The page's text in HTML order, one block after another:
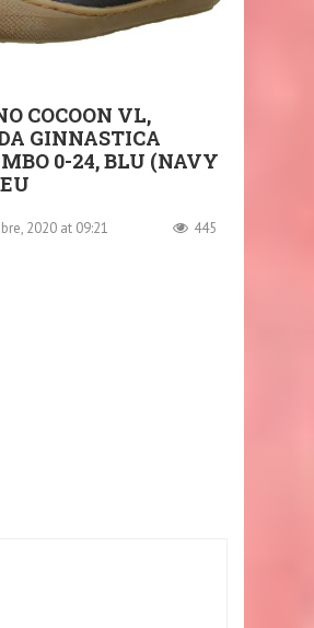
COCOON VL,
GINNASTICA
0-24, BLU (NAVY
2020 at 09:21 445